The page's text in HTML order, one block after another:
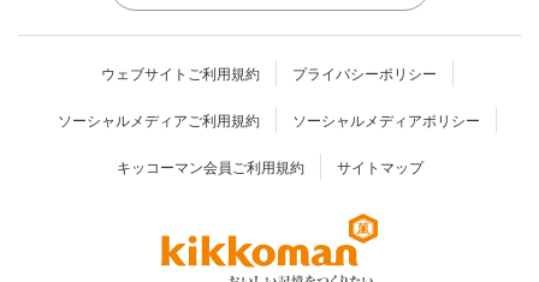
ウェブサイトご利用規約 プライバシーポリシー
ソーシャルメディアご利用規約 ソーシャルメディアポリシー
キッコーマン会員ご利用規約 サイトマップ